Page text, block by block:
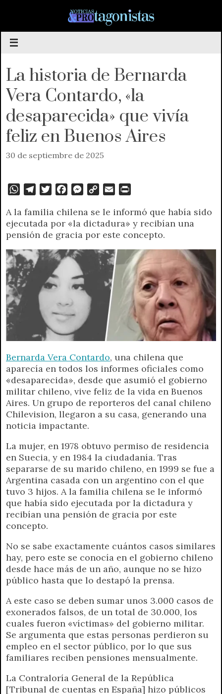
contenido
La historia de Bernarda
Vera Contardo, «la
desaparecida» que vivía
feliz en Buenos Aires
30 de septiembre de 2025
W
a
t
s
A
p
p
l
e
g
r
a
i
t
t
e
r
c
e
b
o
o
M
s
s
e
n
r
p
y
L
i
n
k
a
i
l
i
n
t
F
r
i
e
n
d
y
A la familia chilena se le informó que había sido
ejecutada por «la dictadura» y recibían una
pensión de gracia por este concepto.
Bernarda Vera Contardo, una chilena que
aparecía en todos los informes oficiales como
«desaparecida», desde que asumió el gobierno
militar chileno, vive feliz de la vida en Buenos
Aires. Un grupo de reporteros del canal chileno
Chilevision, llegaron a su casa, generando una
noticia impactante.
La mujer, en 1978 obtuvo permiso de residencia
en Suecia, y en 1984 la ciudadanía. Tras
separarse de su marido chileno, en 1999 se fue a
Argentina casada con un argentino con el que
tuvo 3 hijos. A la familia chilena se le informó
que había sido ejecutada por la dictadura y
recibían una pensión de gracia por este
concepto.
No se sabe exactamente cuántos casos similares
hay, pero este se conocía en el gobierno chileno
desde hace más de un año, aunque no se hizo
público hasta que lo destapó la prensa.
A este caso se deben sumar unos 3.000 casos de
exonerados falsos, de un total de 30.000, los
cuales fueron «víctimas» del gobierno militar.
Se argumenta que estas personas perdieron su
empleo en el sector público, por lo que sus
familiares reciben pensiones mensualmente.
La Contraloría General de la República
[Tribunal de cuentas en España] hizo públicos